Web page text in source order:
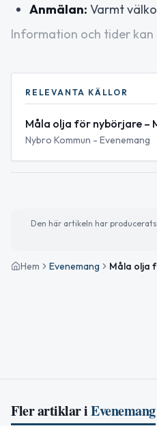
Anmälan: Varmt
Information och tider kan
RELEVANTA KÄLLOR
Måla olja för nybörjare –
Nybro Kommun - Evenemang
Den här artikeln har
Hem Evenemang
Fler artiklar iEvenemang